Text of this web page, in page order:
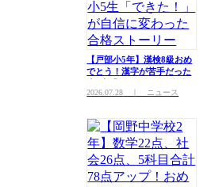
【戸部小5年】漢検8級おめ
でとう！漢字が苦手だった
変わった合格ストーリー
2026.07.28 ｜ ニュース